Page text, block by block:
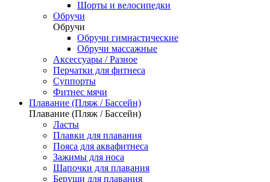
Шорты и велосипедки
Обручи
Обручи
Обручи гимнастические
Обручи массажные
Аксессуары / Разное
Перчатки для фитнеса
Суппорты
Фитнес мячи
Плавание (Пляж / Бассейн)
Плавание (Пляж / Бассейн)
Ласты
Плавки для плавания
Пояса для аквафитнеса
Зажимы для носа
Шапочки для плавания
Беруши для плавания